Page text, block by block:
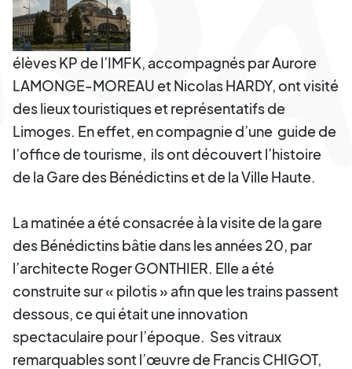
élèves KP de l’IMFK, accompagnés par Aurore
LAMONGE-MOREAU et Nicolas HARDY, ont visité
des lieux touristiques et représentatifs de
Limoges. En effet, en compagnie d’une guide de
l’office de tourisme, ils ont découvert l’histoire
de la Gare des Bénédictins et de la Ville Haute.
La matinée a été consacrée à la visite de la gare
des Bénédictins bâtie dans les années 20, par
l’architecte Roger GONTHIER. Elle a été
construite sur « pilotis » afin que les trains passent
dessous, ce qui était une innovation
spectaculaire pour l’époque. Ses vitraux
remarquables sont l’œuvre de Francis CHIGOT,